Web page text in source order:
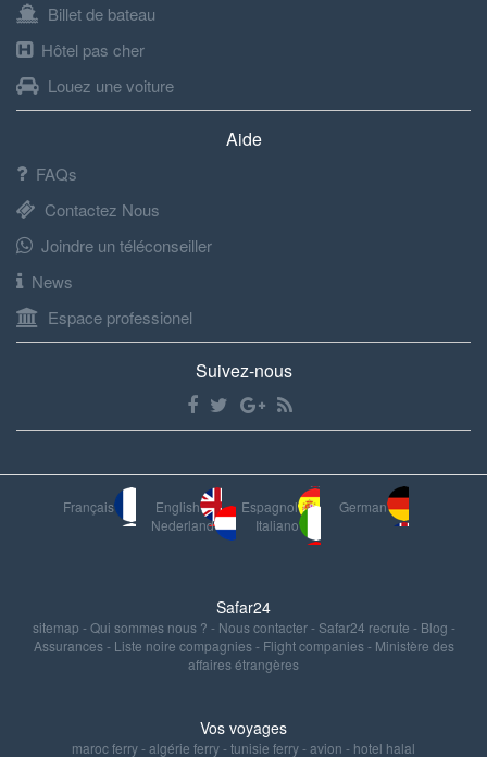
Billet de bateau
Hôtel pas cher
Louez une voiture
Aide
FAQs
Contactez Nous
Joindre un téléconseiller
News
Espace professionel
Suivez-nous
Français English Espagnol
German
Nederland
Italiano
Safar24
sitemap -Qui sommes nous ? - Nous contacter-Safar24 recrute - Blog -
Assurances- Liste noire compagnies- Flight companies- Ministère des
affaires étrangères
Vos voyages
maroc ferry-algérie ferry-tunisie ferry-avion - hotel halal